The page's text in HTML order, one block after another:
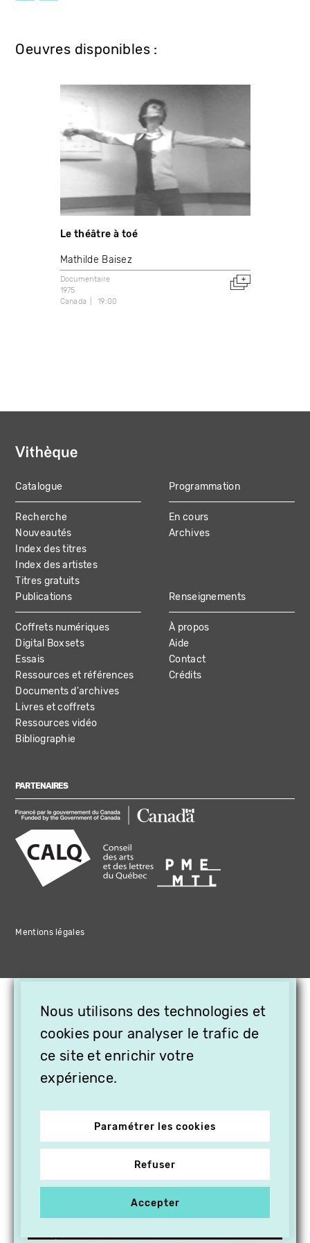
Oeuvres disponibles :
Le théâtre à toé
Mathilde Baisez
Documentaire
1975
Canada
19:00
MAIN
NAVIGATION
Catalogue
Recherche
Nouveautés
Index des titres
Index des artistes
Titres gratuits
Programmation
En cours
Archives
Publications
Coffrets numériques
Digital Boxsets
Essais
Ressources et références
Documents d'archives
Livres et coffrets
Ressources vidéo
Bibliographie
Renseignements
À propos
Aide
Contact
Crédits
PARTENAIRES
Mentions légales
Nous utilisons des technologies et
cookies pour analyser le trafic de
ce site et enrichir votre
expérience.
Paramétrer les cookies
Refuser
Accepter
OFFREZ LA VIDÉO EN
CADEAU, ABONNEZ VOS
PROCHES À VITHÈQUE !